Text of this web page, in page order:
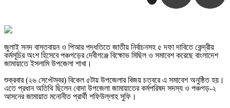
জুলাই সনদ বাস্তবায়ন ও পিআর পদ্ধতিতে জাতীয় নির্বাচনসহ ৫ দফা দাবিতে কেন্দ্রীয়
কর্মসূচির অংশ হিসেবে পঞ্চগড়ের দেবীগঞ্জে বিক্ষোভ মিছিল ও সমাবেশ করেছে বাংলাদেশ
জামায়াতে ইসলামি উপজেলা শাখা।
শুক্রবার (২৬ সেপ্টেম্বর) বিকেল ৫টায় উপজেলার বিজয় চত্বরে এ সমাবেশ অনুষ্ঠিত হয়।
এতে প্রধান অতিথি ছিলেন বোদা উপজেলা জামায়াতের কর্মপরিষদ সদস্য ও পঞ্চগড়-২
আসনের জামায়াত মনোনীত প্রার্থী শফিউল্লাহ সুফি।